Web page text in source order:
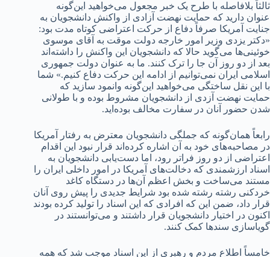
ثالثاً بلافاصله با طرح یک خبر مجعول می‌خواهید این‌گونه
عنوان دارید که حمایت نهضت آزادی از واکنش دانشجویان به
جنایت آمریکا صرفاً دفاع از حرکت اعتراضی کوتاه مدت بود:
«دکتر یزدی وزیر امور خارجه دولت موقت به آقای موسوی
خوئینی‌ها می‌گوید حالا که دانشجویان این واکنش را داشته‌اند
بعد از دو روز آن‌ جا را ترک کنند. ما به عنوان دولت جمهوری
اسلامی ایران نمی‌توانیم از ادامه این حرکت دفاع کنیم.» شما
با این نقل ساختگی می‌خواهید این‌گونه وانمود سازید که
حمایت نهضت آزدی از دانشجویان مشروط بوده و با طولانی
شدن حضور آنان در سفارت مخالف بوده‌اید.
رابعاً همان‌گونه که جملگی دانشجویان معترض به رفتار آمریکا
در مصاحبه‌های خود به آن اشاره کرده‌اند قرار نبود این اقدام
اعتراضی از دو روز فراتر رود، اما دست‌یابی دانشجویان به
اسناد ارزشمندی که دخالت‌های آمریکا در امور داخلی ایران را
مستند می‌ساخت و بخش اعظم آن‌ها در دستگاه کاغد
خردکنی رشته رشته شده بود شرایط جدیدی را پیش روی آنان
قرار داد، ضمن این که افرادی که این اسناد را تولید کرده بودند
اکنون در اختیار دانشجویان قرار داشتند و می‌توانستند در
گویاسازی سندها کمک کنند.
خامساً اطلاع مردم و رهبری از این اسناد موجب شد که همه